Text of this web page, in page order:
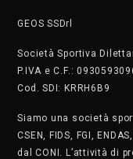
GEOS SSDrl
Società Sportiva
P.IVA e C.F.:
Cod. SDI: KRRH6B9
Siamo una società
CSEN, FIDS, FGI,
dal CONI. L’attività di